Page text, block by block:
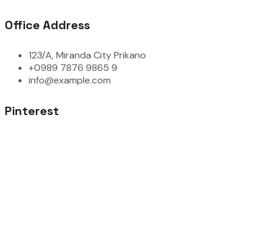
Office Address
123/A, Miranda City Prikano
+0989 7876 9865 9
info@example.com
Pinterest